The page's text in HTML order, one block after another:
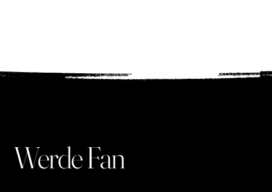
Werde Fan